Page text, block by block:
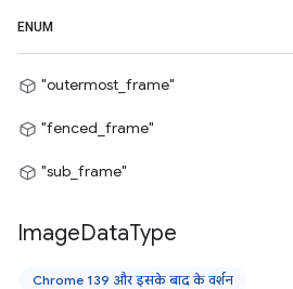
ENUM
"outermost_frame"
"fenced_frame"
"sub_frame"
ImageDataType
Chrome 139 और इसके बाद के वर्शन